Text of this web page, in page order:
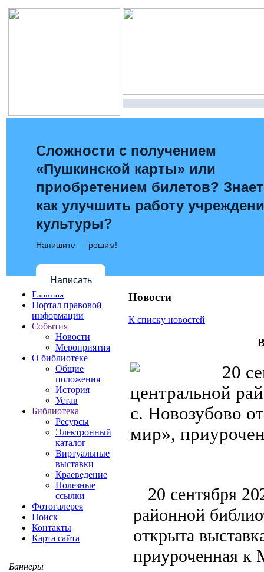
Сложности с получением
«Пушкинской карты» или
приобретением билетов?
как улучшить работу
культуры?
Напишите — решим!
Написать
Главная
Портал правовой
информации
События
Новости
Мероприятия
О библиотеке
Общие
положения
История
Устав
Библиотека
Ресурсы
Электронный
каталог
Виртуальные
выставки
Краеведение
Полезные
ссылки
Фотогалерея
Поиск
Контакты
Карта сайта
Баннеры
Новости
К списку новостей
20
центральной
с. Новозубово
мир»,
20 сентября
районной
открыта
приуроченная